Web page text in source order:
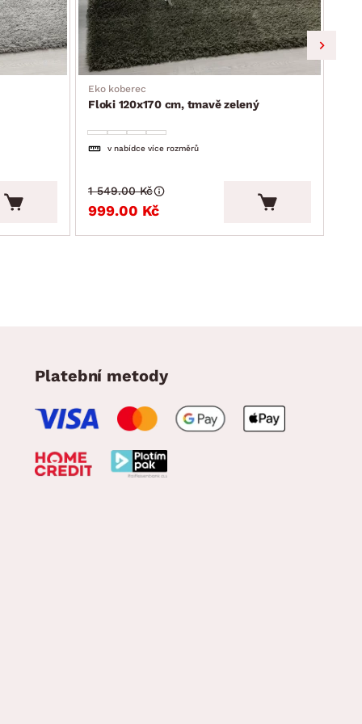
Eko koberec
Floki 120x170 cm, tmavě zelený
v nabídce více rozměrů
999.00 Kč
1 549.00 Kč
Platební metody